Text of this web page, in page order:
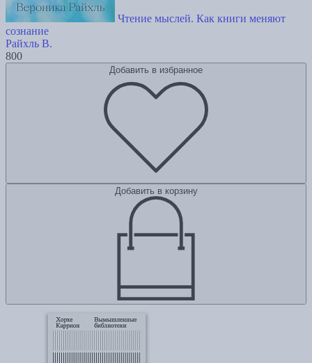
Чтение мыслей. Как книги меняют
сознание
Райхль В.
800
Добавить в избранное
Добавить в корзину